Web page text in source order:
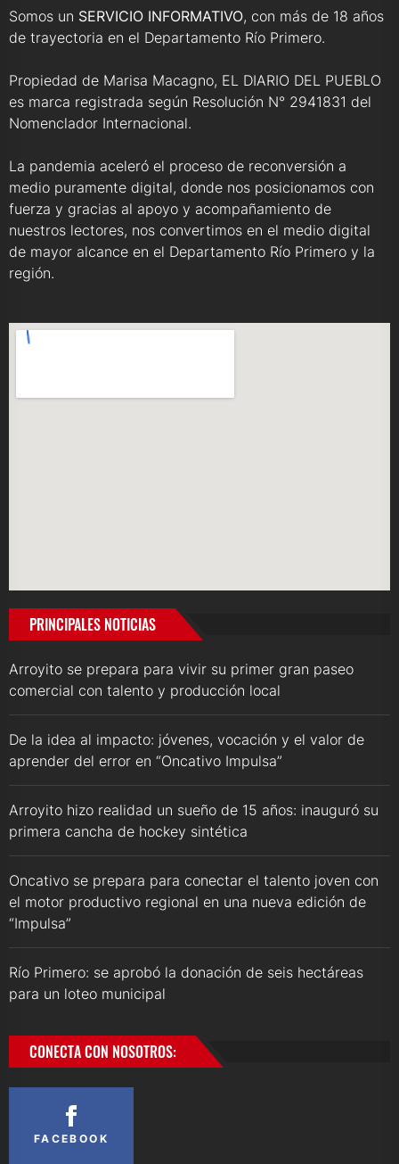
Somos un SERVICIO INFORMATIVO, con más de 18 años
de trayectoria en el Departamento Río Primero.
Propiedad de Marisa Macagno, EL DIARIO DEL PUEBLO
es marca registrada según Resolución N° 2941831 del
Nomenclador Internacional.
La pandemia aceleró el proceso de reconversión a
medio puramente digital, donde nos posicionamos con
fuerza y gracias al apoyo y acompañamiento de
nuestros lectores, nos convertimos en el medio digital
de mayor alcance en el Departamento Río Primero y la
región.
PRINCIPALES NOTICIAS
Arroyito se prepara para vivir su primer gran paseo
comercial con talento y producción local
De la idea al impacto: jóvenes, vocación y el valor de
aprender del error en “Oncativo Impulsa”
Arroyito hizo realidad un sueño de 15 años: inauguró su
primera cancha de hockey sintética
Oncativo se prepara para conectar el talento joven con
el motor productivo regional en una nueva edición de
“Impulsa”
Río Primero: se aprobó la donación de seis hectáreas
para un loteo municipal
CONECTA CON NOSOTROS:
FACEBOOK